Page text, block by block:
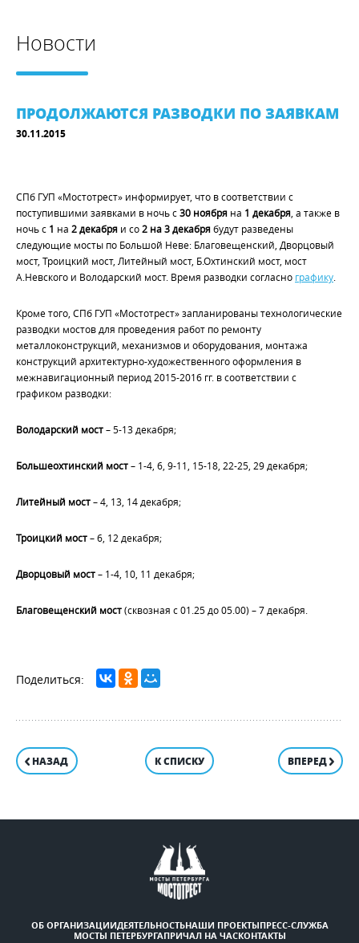
Новости
ПРОДОЛЖАЮТСЯ РАЗВОДКИ ПО ЗАЯВКАМ
30.11.2015
СПб ГУП «Мостотрест» информирует, что в соответствии с
поступившими заявками в ночь с30 ноября на 1 декабря , а также в
ночь с 1 на 2 декабря и со2 на 3 декабрябудут разведены
следующие мосты по Большой Неве: Благовещенский, Дворцовый
мост, Троицкий мост, Литейный мост, Б.Охтинский мост, мост
А.Невского и Володарский мост. Время разводки согласно графику
Кроме того, СПб ГУП «Мостотрест» запланированы технологические
разводки мостов для проведения работ по ремонту
металлоконструкций, механизмов и оборудования, монтажа
конструкций архитектурно-художественного оформления в
межнавигационный период 2015-2016 гг. в соответствии с
графиком разводки:
Володарский мост– 5-13 декабря;
Большеохтинский мост– 1-4, 6, 9-11, 15-18, 22-25, 29 декабря;
Литейный мост– 4, 13, 14 декабря;
Троицкий мост– 6, 12 декабря;
Дворцовый мост– 1-4, 10, 11 декабря;
Благовещенский мост(сквозная с 01.25 до 05.00) – 7 декабря.
НАЗАД К СПИСКУ ВПЕРЕД
ОБ ОРГАНИЗАЦИИДЕЯТЕЛЬНОСТЬНАШИ ПРОЕКТЫПРЕСС-СЛУЖБА
МОСТЫ ПЕТЕРБУРГАПРИЧАЛ НА ЧАСКОНТАКТЫ